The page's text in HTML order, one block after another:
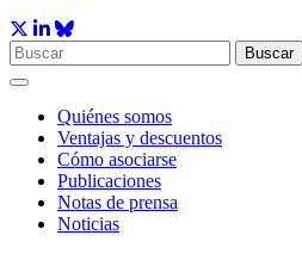
Buscar
Quiénes somos
Ventajas y descuentos
Cómo asociarse
Publicaciones
Notas de prensa
Noticias